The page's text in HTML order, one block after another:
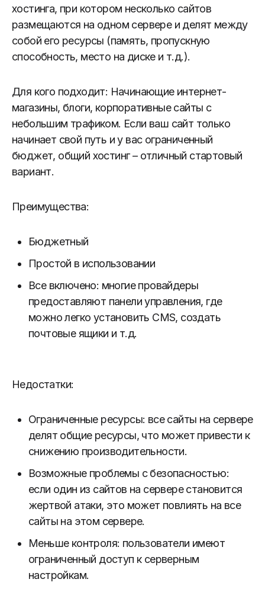
хостинга, при котором несколько сайтов
размещаются на одном сервере и делят между
собой его ресурсы (память, пропускную
способность, место на диске и т.д.).
Для кого подходит: Начинающие интернет-
магазины, блоги, корпоративные сайты с
небольшим трафиком. Если ваш сайт только
начинает свой путь и у вас ограниченный
бюджет, общий хостинг – отличный стартовый
вариант.
Преимущества:
Бюджетный
Простой в использовании
Все включено: многие провайдеры
предоставляют панели управления, где
можно легко установить CMS, создать
почтовые ящики и т.д.
Недостатки:
Ограниченные ресурсы: все сайты на сервере
делят общие ресурсы, что может привести к
снижению производительности.
Возможные проблемы с безопасностью:
если один из сайтов на сервере становится
жертвой атаки, это может повлиять на все
сайты на этом сервере.
Меньше контроля: пользователи имеют
ограниченный доступ к серверным
настройкам.